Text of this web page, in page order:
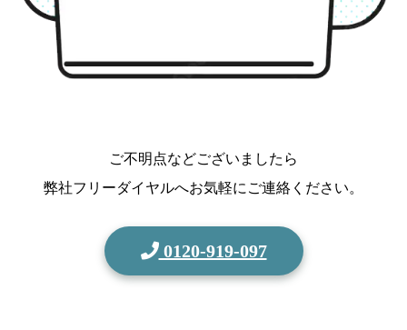
ご不明点などございましたら
弊社フリーダイヤルへお気軽にご連絡ください。
0120-919-097